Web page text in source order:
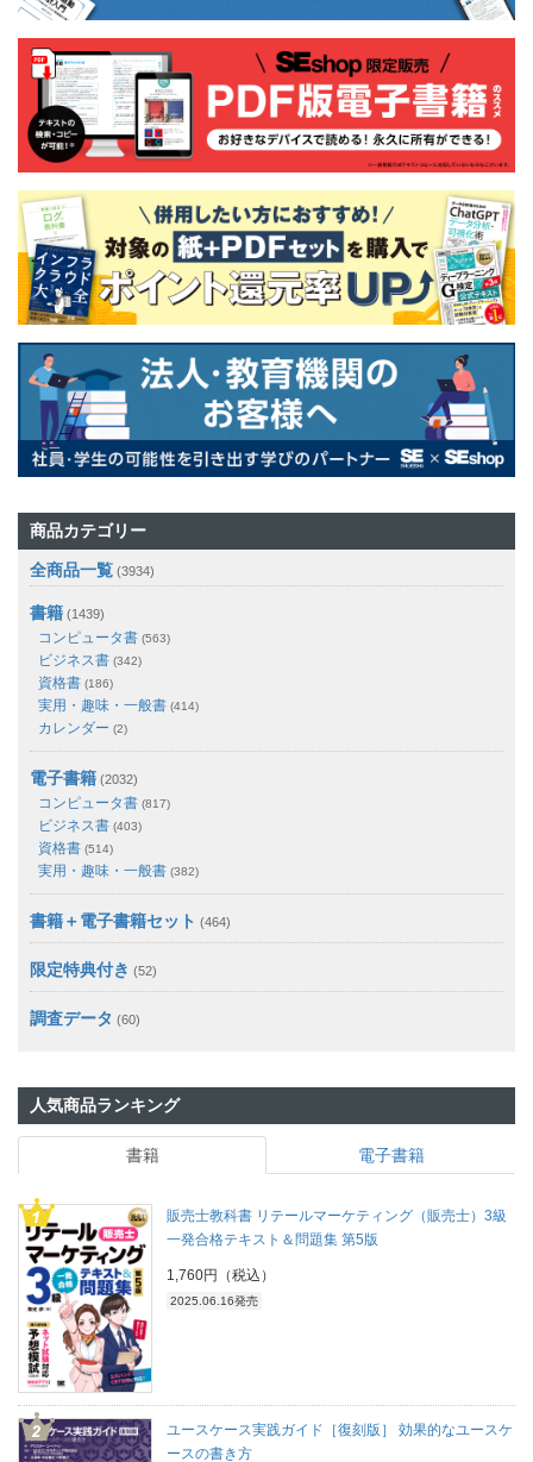
商品カテゴリー
全商品一覧 (3934)
書籍 (1439)
コンピュータ書 (563)
ビジネス書 (342)
資格書 (186)
実用・趣味・一般書 (414)
カレンダー (2)
電子書籍 (2032)
コンピュータ書 (817)
ビジネス書 (403)
資格書 (514)
実用・趣味・一般書 (382)
書籍＋電子書籍セット (464)
限定特典付き (52)
調査データ (60)
人気商品ランキング
書籍 電子書籍
販売士教科書 リテールマーケティング（販売士）3級
一発合格テキスト＆問題集 第5版
1,760円（税込）
2025.06.16発売
ユースケース実践ガイド［復刻版］ 効果的なユースケ
ースの書き方